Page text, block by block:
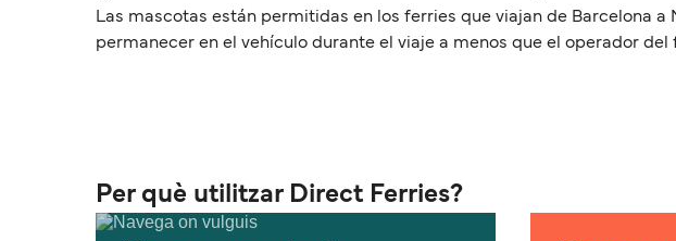
Las mascotas están permitidas en los ferries que viajan de Barcelona
permanecer en el vehículo durante el viaje a menos que el operador
Per què utilitzar Direct Ferries?